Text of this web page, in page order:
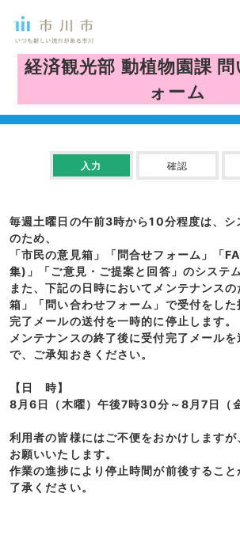
経済観光部 動植物園課
ォーム
入力 確認
毎週土曜日の午前3時から10分程度は、シ
のため、
「市民の意見箱」「問合せフォーム」「
集)」「ご意見・ご提案と回答」のシステ
また、下記の日時においてメンテナンス
箱」「問い合わせフォーム」で受付をし
完了メールの送付を一時的に停止します。
メンテナンスの終了後に受付完了メール
で、ご承知おきください。
【日 時】
8月6日（木曜）午後7時30分～8月7日（
利用者の皆様にはご不便をおかけします
お願いいたします。
作業の進捗により停止時間が前後するこ
了承ください。